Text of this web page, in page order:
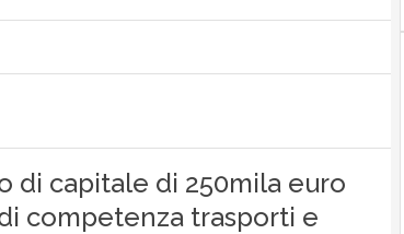
di capitale di 250mila euro
competenza trasporti e